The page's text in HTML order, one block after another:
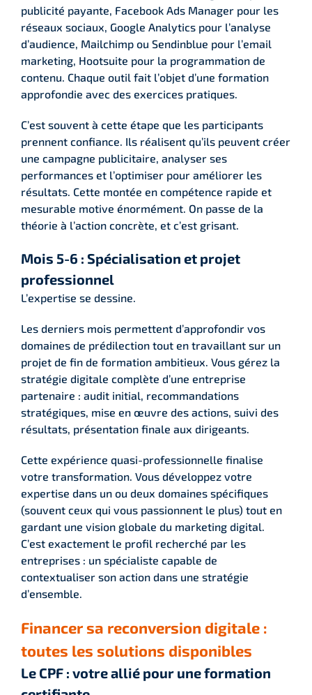
publicité payante, Facebook Ads Manager pour les
réseaux sociaux, Google Analytics pour l’analyse
d’audience, Mailchimp ou Sendinblue pour l’email
marketing, Hootsuite pour la programmation de
contenu. Chaque outil fait l’objet d’une formation
approfondie avec des exercices pratiques.
C’est souvent à cette étape que les participants
prennent confiance. Ils réalisent qu’ils peuvent créer
une campagne publicitaire, analyser ses
performances et l’optimiser pour améliorer les
résultats. Cette montée en compétence rapide et
mesurable motive énormément. On passe de la
théorie à l’action concrète, et c’est grisant.
Mois 5-6 : Spécialisation et projet
professionnel
L’expertise se dessine.
Les derniers mois permettent d’approfondir vos
domaines de prédilection tout en travaillant sur un
projet de fin de formation ambitieux. Vous gérez la
stratégie digitale complète d’une entreprise
partenaire : audit initial, recommandations
stratégiques, mise en œuvre des actions, suivi des
résultats, présentation finale aux dirigeants.
Cette expérience quasi-professionnelle finalise
votre transformation. Vous développez votre
expertise dans un ou deux domaines spécifiques
(souvent ceux qui vous passionnent le plus) tout en
gardant une vision globale du marketing digital.
C’est exactement le profil recherché par les
entreprises : un spécialiste capable de
contextualiser son action dans une stratégie
d’ensemble.
Financer sa reconversion digitale :
toutes les solutions disponibles
Le CPF : votre allié pour une formation